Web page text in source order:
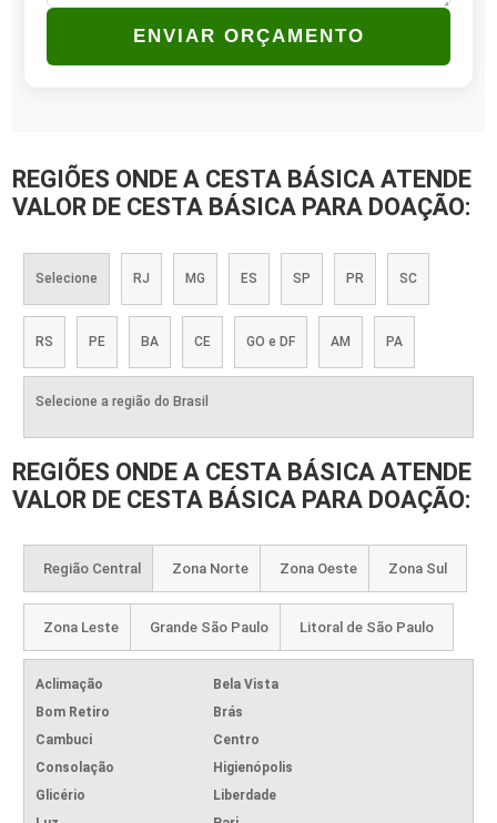
ENVIAR ORÇAMENTO
REGIÕES ONDE A CESTA BÁSICA ATENDE
VALOR DE CESTA BÁSICA PARA DOAÇÃO:
Selecione RJ MG ES SP PR SC
RS PE BA CE GO e DF AM PA
Selecione a região do Brasil
REGIÕES ONDE A CESTA BÁSICA ATENDE
VALOR DE CESTA BÁSICA PARA DOAÇÃO:
Região Central Zona Norte Zona Oeste Zona Sul
Zona Leste Grande São Paulo Litoral de São Paulo
Aclimação
Bela Vista
Bom Retiro
Brás
Cambuci
Centro
Consolação
Higienópolis
Glicério
Liberdade